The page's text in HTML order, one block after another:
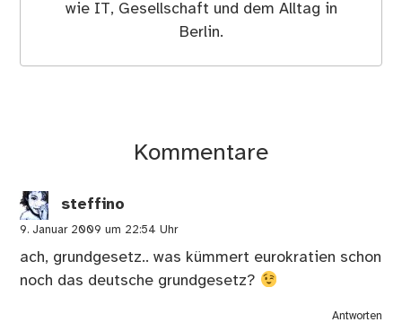
wie IT, Gesellschaft und dem Alltag in
Berlin.
Kommentare
steffino
9. Januar 2009 um 22:54 Uhr
ach, grundgesetz.. was kümmert eurokratien schon
noch das deutsche grundgesetz?
Antworten